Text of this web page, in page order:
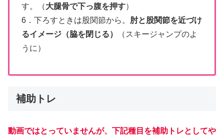
す。（大腿骨で下っ腹を押す）
6．下ろすときは股関節から。 肘と股関節を近づけ
るイメージ（脇を閉じる）
（スキージャンプのよ
うに）
補助トレ
動画ではとっていませんが、下記種目を補助トレとしてや